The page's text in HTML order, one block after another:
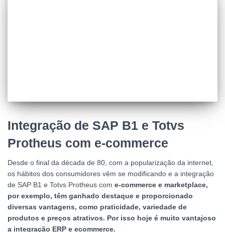
Integração de SAP B1 e Totvs
Protheus com e-commerce
Desde o final da década de 80, com a popularização da internet,
os hábitos dos consumidores vêm se modificando e a integração
de SAP B1 e Totvs Protheus com e-commerce e marketplace,
por exemplo, têm ganhado destaque e proporcionado
diversas vantagens, como praticidade, variedade de
produtos e preços atrativos. Por isso hoje é muito vantajoso
a integração ERP e ecommerce.